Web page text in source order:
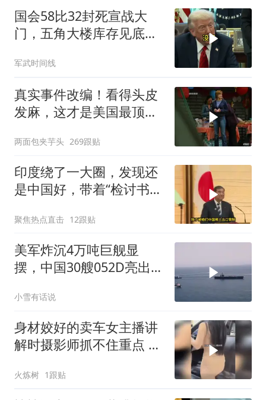
国会58比32封死宣战大
门，五角大楼库存见底，
生了什么
军武时间线
真实事件改编！看得头皮
发麻，这才是美国最顶级
两面包夹芋头 269跟贴
印度绕了一大圈，发现还
是中国好，带着“检讨书”
聚焦热点直击 12跟贴
美军炸沉4万吨巨舰显
摆，中国30艘052D亮出
变天了！
小雪有话说
身材姣好的卖车女主播讲
解时摄影师抓不住重点 女
火炼树 1跟贴